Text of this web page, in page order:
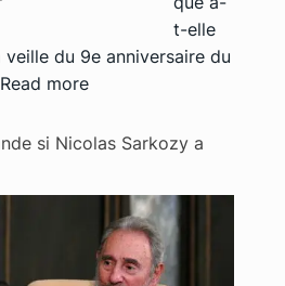
t-elle
du 9e anniversaire du
Read more
si Nicolas Sarkozy a